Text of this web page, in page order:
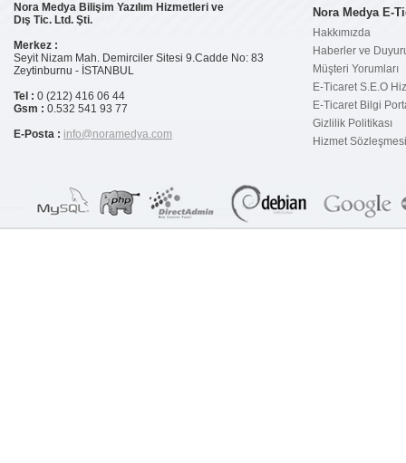
Nora Medya Bilişim Yazılım Hizmetleri ve
Dış Tic. Ltd. Şti.
Merkez :
Seyit Nizam Mah. Demirciler Sitesi 9.Cadde No: 83
Zeytinburnu - İSTANBUL
Tel : 0 (212) 416 06 44
Gsm : 0.532 541 93 77
E-Posta : info@noramedya.com
Nora Medya E-
Hakkımızda
Haberler ve
Müşteri Yorumları
E-Ticaret S.E.O
E-Ticaret Bilgi
Gizlilik Politikası
Hizmet Sözleşmesi